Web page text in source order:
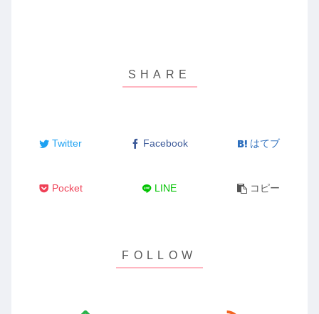
Twitter Facebook はてブ
Pocket LINE コピー